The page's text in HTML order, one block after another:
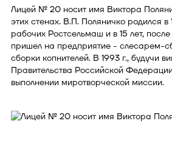
Лицей № 20 носит имя Виктора
этих стенах. В.П. Поляничко родился в
рабочих Ростсельмаш и в 15 лет,
пришел на предприятие - слесарем-
сборки копнителей. В 1993 г., будучи
Правительства Российской
выполнении миротворческой миссии.